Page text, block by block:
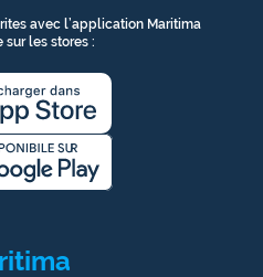
avec l’application Maritima
les stores :